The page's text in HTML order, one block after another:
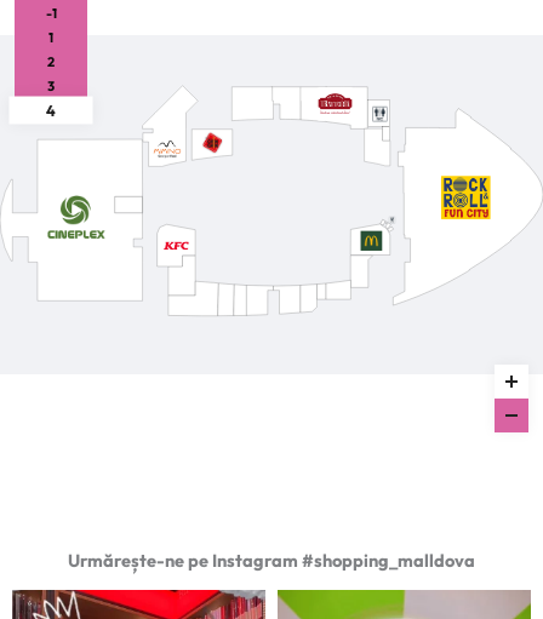
-1
1
2
3
4
Urmărește-ne pe Instagram #shopping_malldova